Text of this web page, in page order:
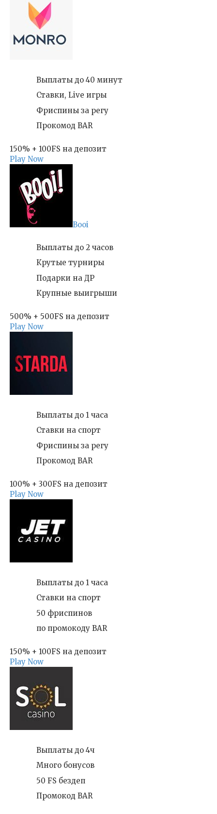
Выплаты до 40 минут
Ставки, Live игры
Фриспины за регу
Прокомод BAR
150% + 100FS на депозит
Play Now
Booi
Выплаты до 2 часов
Крутые турниры
Подарки на ДР
Крупные выигрыши
500% + 500FS на депозит
Play Now
Выплаты до 1 часа
Ставки на спорт
Фриспины за регу
Прокомод BAR
100% + 300FS на депозит
Play Now
Выплаты до 1 часа
Ставки на спорт
50 фриспинов
по промокоду BAR
150% + 100FS на депозит
Play Now
Выплаты до 4ч
Много бонусов
50 FS бездеп
Промокод BAR